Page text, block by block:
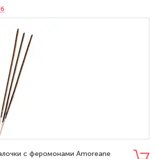
с феромонами Amoreane